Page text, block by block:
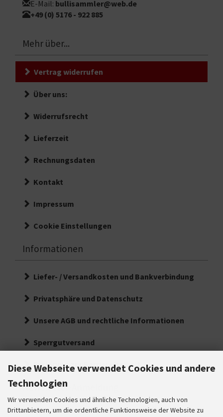
E-Mail: bullisammler@web.de
+49 (0) 5176 - 922 885
Mehr über...
Vertrag widerrufen
Über uns:
Widerrufsrecht
Lieferzeit
Rechnungsdaten
Kontakt
Impressum
Cookie Einstellungen
Informationen
Liefer- / Versandkosten und Bankverbindung
Privatsphäre und Datenschutz
Unsere AGB und rechtliche Informationen
Sperrgutversand
Erklärung zur Barrierefreiheit
Newsletter-Anmeldung
E-Mail-Adresse:
Diese Webseite verwendet Cookies und andere
Technologien
Wir verwenden Cookies und ähnliche Technologien, auch von
Drittanbietern, um die ordentliche Funktionsweise der Website zu